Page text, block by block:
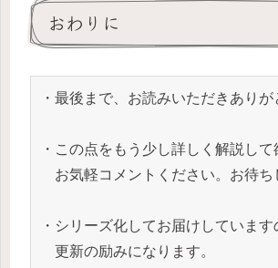
おわりに
・最後まで、お読みいただきありが
・この点をもう少し詳しく解説し
お気軽コメントください。お待ち
・シリーズ化してお届けしていま
更新の励みになります。